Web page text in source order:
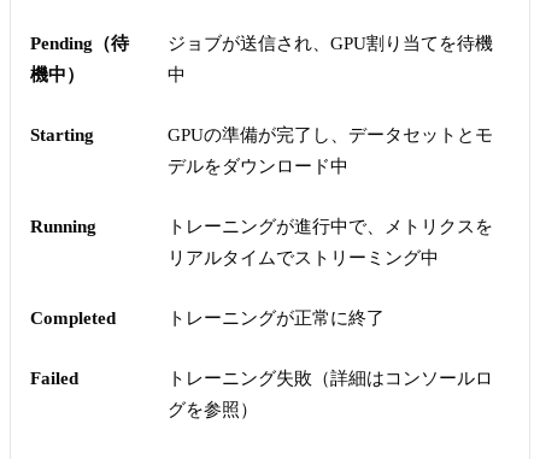
Pending（待
機中）
ジョブが送信され、GPU割り当てを待機
中
Starting
GPUの準備が完了し、データセットとモ
デルをダウンロード中
Running
トレーニングが進行中で、メトリクスを
リアルタイムでストリーミング中
Completed トレーニングが正常に終了
Failed
トレーニング失敗（詳細はコンソールロ
グを参照）